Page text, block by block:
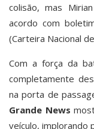
colisão, mas
acordo com
(Carteira Nacional
Com a força da
completamente
na porta de
Grande News
veículo, implorando